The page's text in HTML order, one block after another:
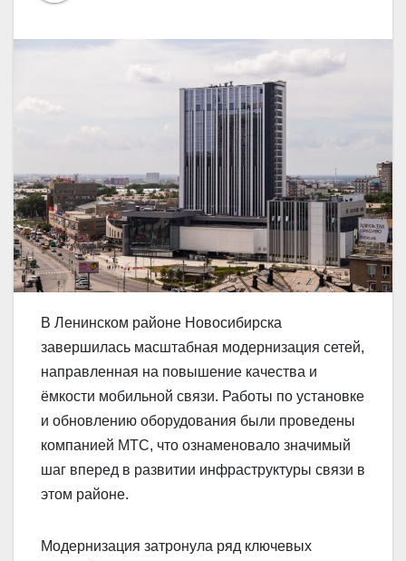
В Ленинском районе Новосибирска
завершилась масштабная модернизация сетей,
направленная на повышение качества и
ёмкости мобильной связи. Работы по установке
и обновлению оборудования были проведены
компанией МТС, что ознаменовало значимый
шаг вперед в развитии инфраструктуры связи в
этом районе.
Модернизация затронула ряд ключевых